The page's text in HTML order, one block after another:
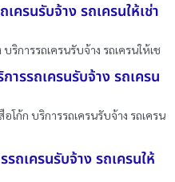
ครนรับจ้าง รถเครนให้เช่า
ริการรถเครนรับจ้าง รถเครนให้เช
ารรถเครนรับจ้าง รถเครน
โก้ก บริการรถเครนรับจ้าง รถเครน
ถเครนรับจ้าง รถเครนให้